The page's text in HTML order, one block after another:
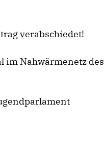
verabschiedet!
im Nahwärmenetz des